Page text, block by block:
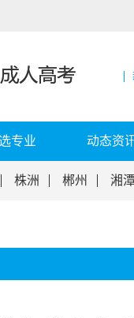
专业 动态资
株洲 郴州 湘